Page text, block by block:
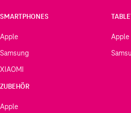
SMARTPHONES
Apple
Samsung
XIAOMI
Apple
ZUBEHÖR
Apple